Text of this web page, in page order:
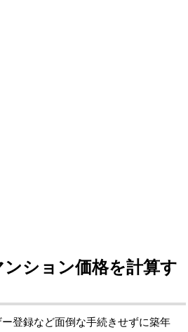
ション価格を計算す
登録など面倒な手続きせずに築年